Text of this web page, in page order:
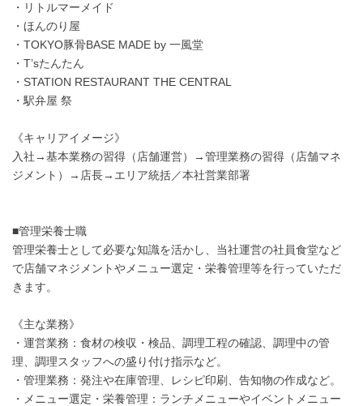
・リトルマーメイド
・ほんのり屋
・TOKYO豚骨BASE MADE by 一風堂
・T’sたんたん
・STATION RESTAURANT THE CENTRAL
・駅弁屋 祭
《キャリアイメージ》
入社→基本業務の習得（店舗運営）→管理業務の習得（店舗マネ
ジメント）→店長→エリア統括／本社営業部署
■管理栄養士職
管理栄養士として必要な知識を活かし、当社運営の社員食堂など
で店舗マネジメントやメニュー選定・栄養管理等を行っていただ
きます。
《主な業務》
・運営業務：食材の検収・検品、調理工程の確認、調理中の管
理、調理スタッフへの盛り付け指示など。
・管理業務：発注や在庫管理、レシピ印刷、告知物の作成など。
・メニュー選定・栄養管理：ランチメニューやイベントメニュー